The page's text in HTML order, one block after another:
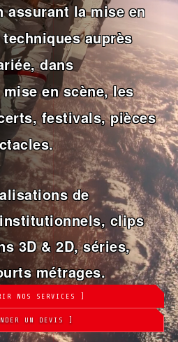
assurant la mise en
auprès
dans
en scène, les
festivals, pièces
de
clips
3D & 2D, séries,
métrages.
NOS SERVICES ]
UN DEVIS ]